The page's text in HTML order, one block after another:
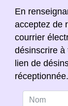
En
acceptez de
courrier
désinscrire à
lien de
réceptionnée.